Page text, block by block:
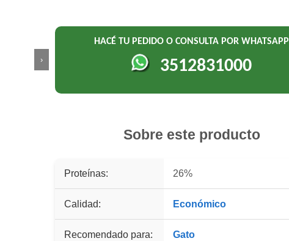
›
HACÉ TU PEDIDO O CONSULTA POR WHATSAPP
3512831000
Sobre este producto
Proteínas: 26%
Calidad: Económico
Recomendado para: Gato